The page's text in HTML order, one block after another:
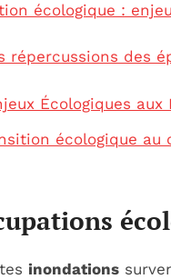
écologique :
répercussions des
Écologiques
écologique
inondations